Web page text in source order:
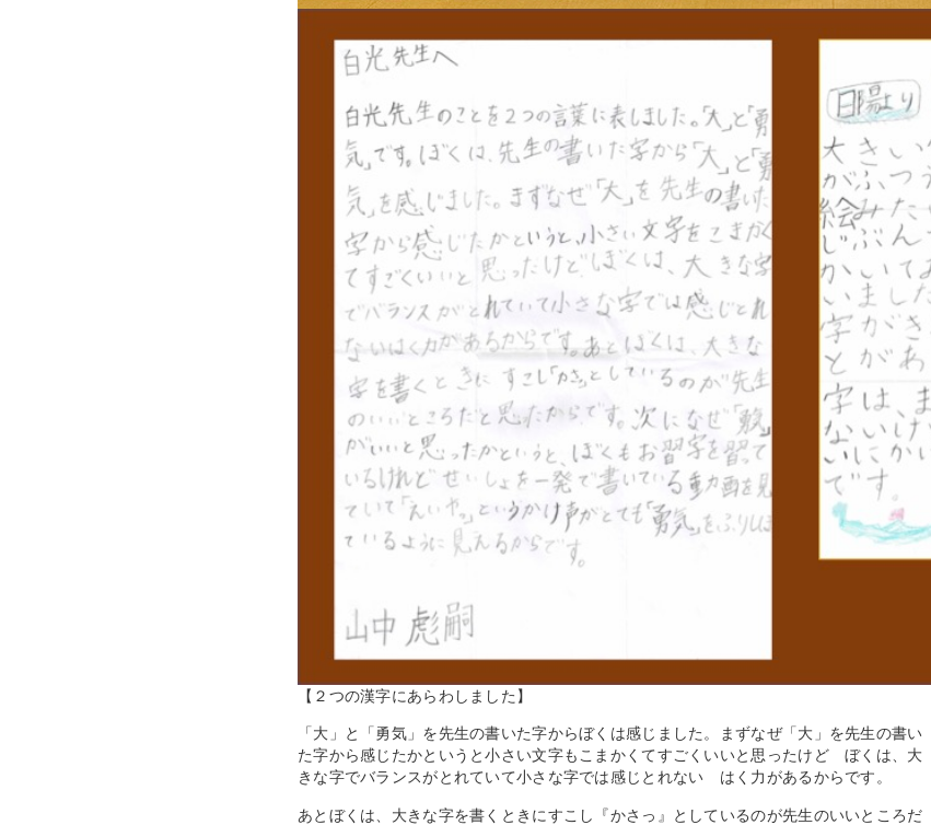
【２つの漢字にあらわしました】
「大」と「勇気」を先生の書いた字からぼくは感じました。まずなぜ「大」を先生の書い
た字から感じたかというと小さい文字もこまかくてすごくいいと思ったけど ぼくは、大
きな字でバランスがとれていて小さな字では感じとれない はく力があるからです。
あとぼくは、大きな字を書くときにすこし『かさっ』としているのが先生のいいところだ